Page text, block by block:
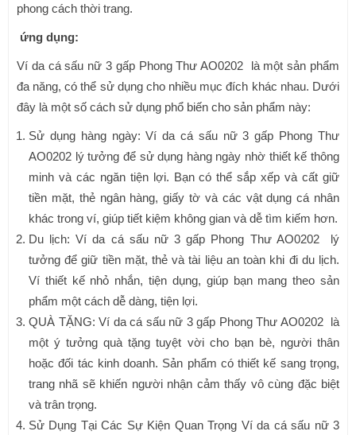
phong cách thời trang.
ứng dụng:
Ví da cá sấu nữ 3 gấp Phong Thư AO0202 là một sản phẩm
đa năng, có thể sử dụng cho nhiều mục đích khác nhau. Dưới
đây là một số cách sử dụng phổ biến cho sản phẩm này:
Sử dụng hàng ngày: Ví da cá sấu nữ 3 gấp Phong Thư
AO0202 lý tưởng để sử dụng hàng ngày nhờ thiết kế thông
minh và các ngăn tiện lợi. Bạn có thể sắp xếp và cất giữ
tiền mặt, thẻ ngân hàng, giấy tờ và các vật dụng cá nhân
khác trong ví, giúp tiết kiệm không gian và dễ tìm kiếm hơn.
Du lịch: Ví da cá sấu nữ 3 gấp Phong Thư AO0202 lý
tưởng để giữ tiền mặt, thẻ và tài liệu an toàn khi đi du lịch.
Ví thiết kế nhỏ nhắn, tiện dụng, giúp bạn mang theo sản
phẩm một cách dễ dàng, tiện lợi.
QUÀ TẶNG: Ví da cá sấu nữ 3 gấp Phong Thư AO0202 là
một ý tưởng quà tặng tuyệt vời cho bạn bè, người thân
hoặc đối tác kinh doanh. Sản phẩm có thiết kế sang trọng,
trang nhã sẽ khiến người nhận cảm thấy vô cùng đặc biệt
và trân trọng.
Sử Dụng Tại Các Sự Kiện Quan Trọng Ví da cá sấu nữ 3